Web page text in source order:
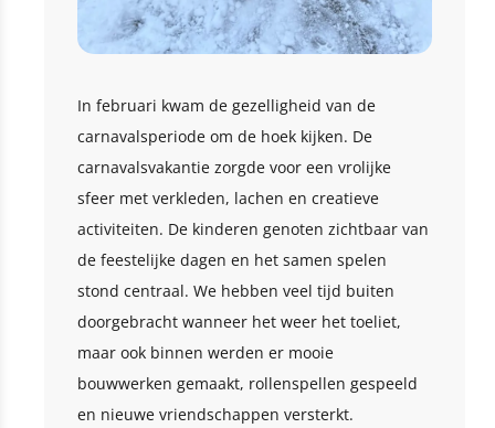
In februari kwam de gezelligheid van de
carnavalsperiode om de hoek kijken. De
carnavalsvakantie zorgde voor een vrolijke
sfeer met verkleden, lachen en creatieve
activiteiten. De kinderen genoten zichtbaar van
de feestelijke dagen en het samen spelen
stond centraal. We hebben veel tijd buiten
doorgebracht wanneer het weer het toeliet,
maar ook binnen werden er mooie
bouwwerken gemaakt, rollenspellen gespeeld
en nieuwe vriendschappen versterkt.